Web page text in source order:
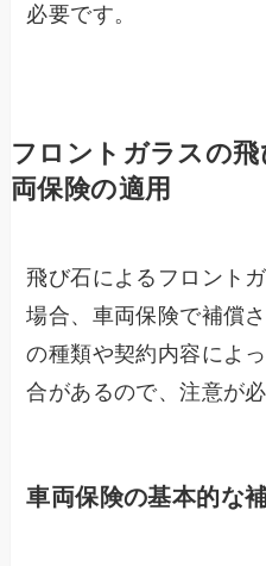
必要です。
フロントガラスの
両保険の適用
飛び石によるフロント
場合、車両保険で補償
の種類や契約内容によ
合があるので、注意が必
車両保険の基本的な